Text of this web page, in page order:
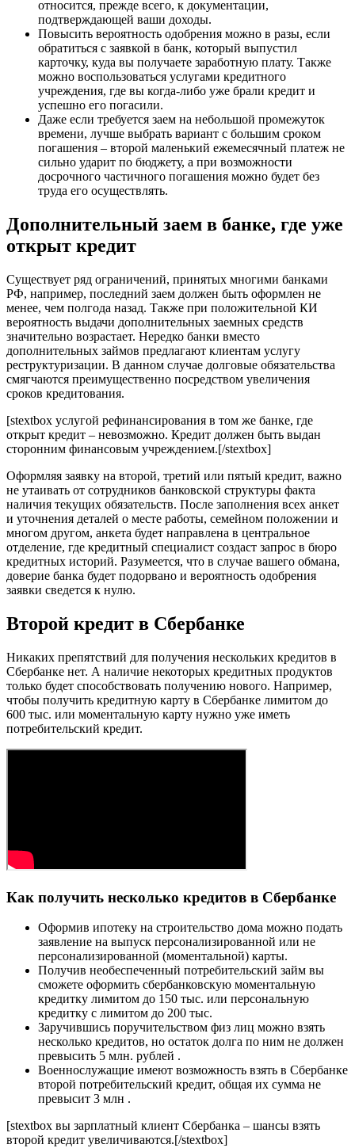
относится, прежде всего, к документации,
подтверждающей ваши доходы.
Повысить вероятность одобрения можно в разы, если
обратиться с заявкой в банк, который выпустил
карточку, куда вы получаете заработную плату. Также
можно воспользоваться услугами кредитного
учреждения, где вы когда-либо уже брали кредит и
успешно его погасили.
Даже если требуется заем на небольшой промежуток
времени, лучше выбрать вариант с большим сроком
погашения – второй маленький ежемесячный платеж не
сильно ударит по бюджету, а при возможности
досрочного частичного погашения можно будет без
труда его осуществлять.
Дополнительный заем в банке, где уже
открыт кредит
Существует ряд ограничений, принятых многими банками
РФ, например, последний заем должен быть оформлен не
менее, чем полгода назад. Также при положительной КИ
вероятность выдачи дополнительных заемных средств
значительно возрастает. Нередко банки вместо
дополнительных займов предлагают клиентам услугу
реструктуризации. В данном случае долговые обязательства
смягчаются преимущественно посредством увеличения
сроков кредитования.
[stextbox услугой рефинансирования в том же банке, где
открыт кредит – невозможно. Кредит должен быть выдан
сторонним финансовым учреждением.[/stextbox]
Оформляя заявку на второй, третий или пятый кредит, важно
не утаивать от сотрудников банковской структуры факта
наличия текущих обязательств. После заполнения всех анкет
и уточнения деталей о месте работы, семейном положении и
многом другом, анкета будет направлена в центральное
отделение, где кредитный специалист создаст запрос в бюро
кредитных историй. Разумеется, что в случае вашего обмана,
доверие банка будет подорвано и вероятность одобрения
заявки сведется к нулю.
Второй кредит в Сбербанке
Никаких препятствий для получения нескольких кредитов в
Сбербанке нет. А наличие некоторых кредитных продуктов
только будет способствовать получению нового. Например,
чтобы получить кредитную карту в Сбербанке лимитом до
600 тыс. или моментальную карту нужно уже иметь
потребительский кредит.
Как получить несколько кредитов в Сбербанке
Оформив ипотеку на строительство дома можно подать
заявление на выпуск персонализированной или не
персонализированной (моментальной) карты.
Получив необеспеченный потребительский займ вы
сможете оформить сбербанковскую моментальную
кредитку лимитом до 150 тыс. или персональную
кредитку с лимитом до 200 тыс.
Заручившись поручительством физ лиц можно взять
несколько кредитов, но остаток долга по ним не должен
превысить 5 млн. рублей .
Военнослужащие имеют возможность взять в Сбербанке
второй потребительский кредит, общая их сумма не
превысит 3 млн .
[stextbox вы зарплатный клиент Сбербанка – шансы взять
второй кредит увеличиваются.[/stextbox]